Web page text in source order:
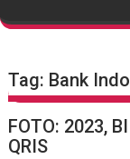
t
Tag: Bank
FOTO: 2023,
QRIS